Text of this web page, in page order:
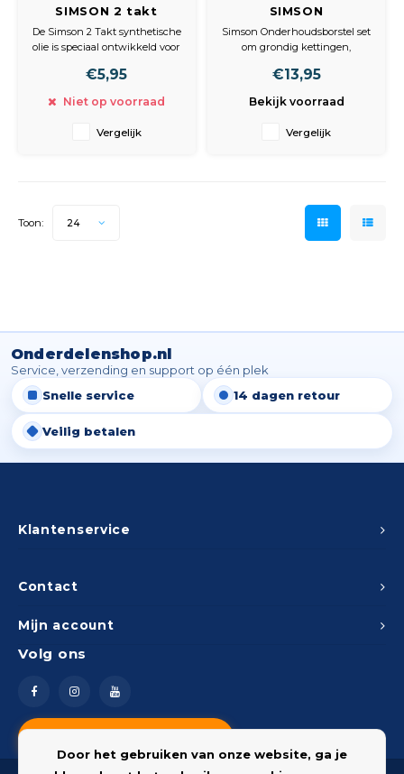
SIMSON 2 takt
sythetische olie
100ml.
De Simson 2 Takt synthetische
olie is speciaal ontwikkeld voor
Spartamet snorfietsen. De
is 1:100.
€5,95
Niet op voorraad
Vergelijk
SIMSON
onderhoudsborstels
Simson Onderhoudsborstel set
om grondig kettingen,
remmen schoon te maken. De
verschillende borstels.
€13,95
Bekijk voorraad
Vergelijk
Toon: 24
Onderdelenshop.nl
Service, verzending en support op één plek
Snelle service
14 dagen retour
Veilig betalen
Contact
Klantenservice
Mijn account
Volg ons
Door het gebruiken van onze website, ga je